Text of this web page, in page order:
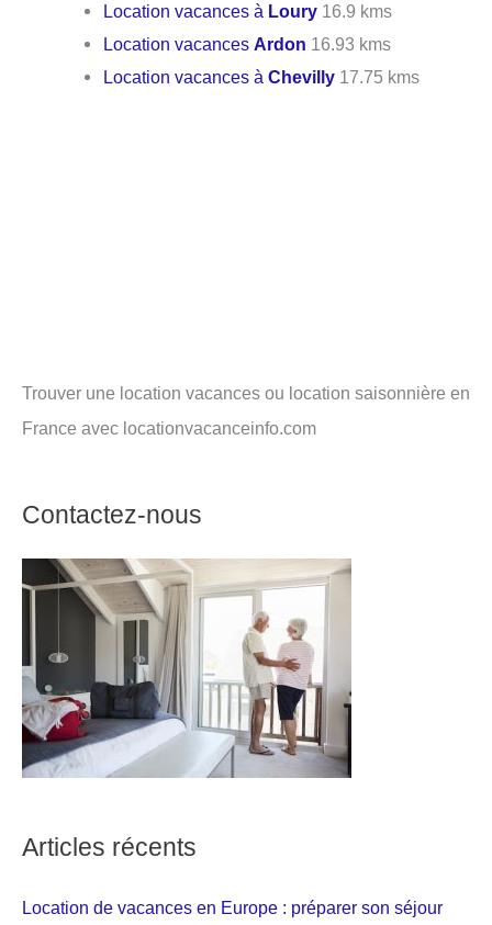
Location vacances à Loury 16.9 kms
Location vacancesArdon 16.93 kms
Location vacances àChevilly 17.75 kms
Trouver une location vacances ou location saisonnière en
France avec locationvacanceinfo.com
Contactez-nous
Articles récents
Location de vacances en Europe : préparer son séjour